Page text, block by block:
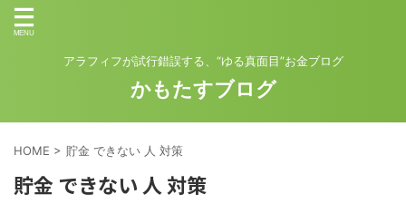
アラフィフが試行錯誤する、“ゆる真面目”お金ブログ
かもたすブログ
HOME > 貯金 できない 人 対策
貯金 できない 人 対策